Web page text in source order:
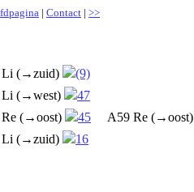
| Contact | >>
Li (→zuid)
(9)
Li (→west)
47
(→oost)
45 A59 Re (→oost)
Li (→zuid)
16